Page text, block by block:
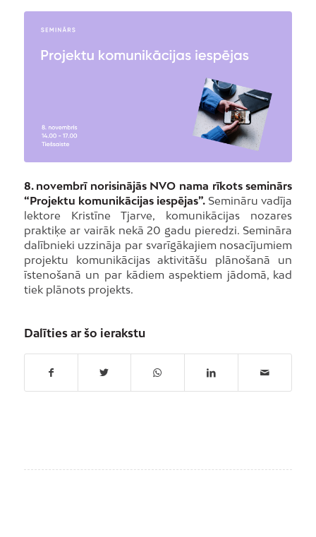
8. novembrī norisinājās NVO nama rīkots seminārs
“Projektu komunikācijas iespējas”. Semināru vadīja
lektore Kristīne Tjarve, komunikācijas nozares
praktiķe ar vairāk nekā 20 gadu pieredzi. Semināra
dalībnieki uzzināja par svarīgākajiem nosacījumiem
projektu komunikācijas aktivitāšu plānošanā un
īstenošanā un par kādiem aspektiem jādomā, kad
tiek plānots projekts.
Dalīties ar šo ierakstu